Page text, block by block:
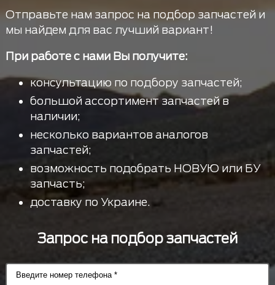
Отправьте нам запрос на подбор запчастей и
мы найдем для вас лучший вариант!
При работе с нами Вы получите:
консультацию по подбору запчастей;
большой ассортимент запчастей в
наличии;
несколько вариантов аналогов
запчастей;
возможность подобрать НОВУЮ или БУ
запчасть;
доставку по Украине.
Запрос на подбор запчастей